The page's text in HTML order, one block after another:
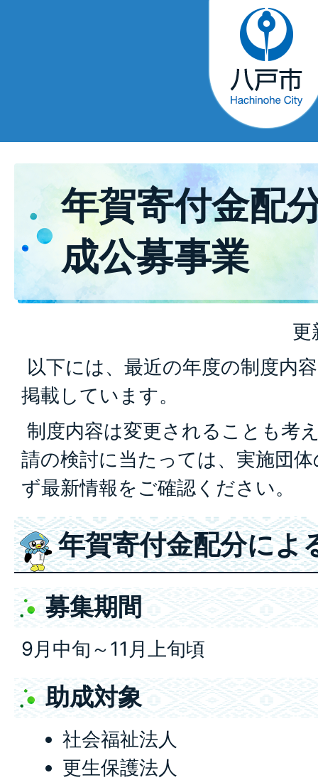
年賀寄付金配
成公募事業
更
以下には、最近の年度の制度内
掲載しています。
制度内容は変更されることも考
請の検討に当たっては、実施団
ず最新情報をご確認ください。
年賀寄付金配分によ
募集期間
9月中旬～11月上旬頃
助成対象
社会福祉法人
更生保護法人